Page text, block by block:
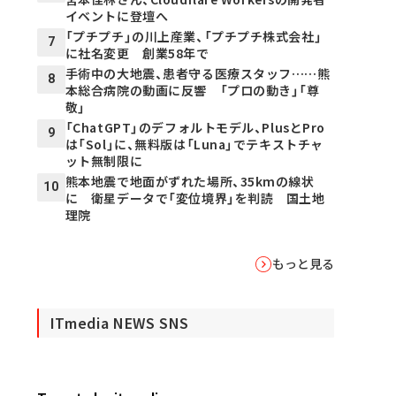
イベントに登壇へ
7
「プチプチ」の川上産業、「プチプチ株式会社」
に社名変更 創業58年で
8
手術中の大地震、患者守る医療スタッフ……熊
本総合病院の動画に反響 「プロの動き」「尊
敬」
9
「ChatGPT」のデフォルトモデル、PlusとPro
は「Sol」に、無料版は「Luna」でテキストチャ
ット無制限に
10 熊本地震で地面がずれた場所、35kmの線状
に 衛星データで「変位境界」を判読 国土地
理院
もっと見る
ITmedia NEWS SNS